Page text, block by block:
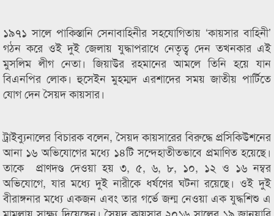
১৯৭১ সালে পাকিস্তানি সেনাবাহিনীর সহযোগিতায় ‘কায়সার বাহিনী’
গঠন করে ওই দুই জেলায় যুদ্ধাপরাধে নেতৃত্ব দেন তখনকার এই
মুসলিম লীগ নেতা। জিয়াউর রহমানের আমলে তিনি হয়ে যান
বিএনপির লোক। হুসেইন মুহম্মদ এরশাদের সময় জাতীয় পার্টিতে
যোগ দেন সৈয়দ কায়সার।
ট্রাইব্যুনালের বিচারক বলেন, সৈয়দ কায়সারের বিরুদ্ধে প্রসিকিউশনের
আনা ১৬ অভিযোগের মধ্যে ১৪টি সন্দেহাতীতভাবে প্রমাণিত হয়েছে।
তাকে প্রাণদণ্ড দেওয়া হয় ৩, ৫, ৬, ৮, ১০, ১২ ও ১৬ নম্বর
অভিযোগে, যার মধ্যে দুই নারীকে ধর্ষণের ঘটনা রয়েছে। ওই দুই
বীরাঙ্গনার মধ্যে একজন এবং তার গর্ভে জন্ম নেওয়া এক যুদ্ধশিশু এ